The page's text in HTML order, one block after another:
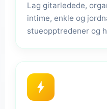
Lag gitarledede,
intime, enkle og
stueopptredener og